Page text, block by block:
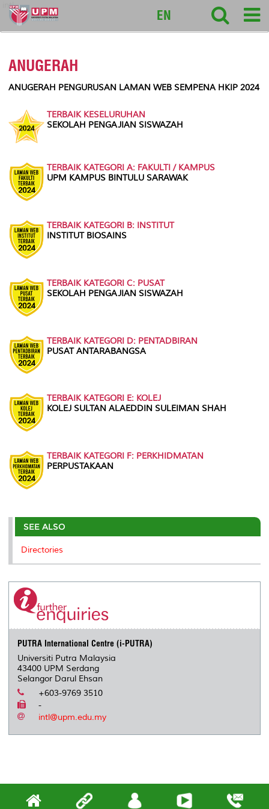
intl
EN
ANUGERAH
ANUGERAH PENGURUSAN LAMAN WEB SEMPENA HKIP 2024
TERBAIK KESELURUHAN
SEKOLAH PENGAJIAN SISWAZAH
TERBAIK KATEGORI A: FAKULTI / KAMPUS
UPM KAMPUS BINTULU SARAWAK
TERBAIK KATEGORI B: INSTITUT
INSTITUT BIOSAINS
TERBAIK KATEGORI C: PUSAT
SEKOLAH PENGAJIAN SISWAZAH
TERBAIK KATEGORI D: PENTADBIRAN
PUSAT ANTARABANGSA
TERBAIK KATEGORI E: KOLEJ
KOLEJ SULTAN ALAEDDIN SULEIMAN SHAH
TERBAIK KATEGORI F: PERKHIDMATAN
PERPUSTAKAAN
SEE ALSO
Directories
PUTRA International Centre (i-PUTRA)
Universiti Putra Malaysia
43400 UPM Serdang
Selangor Darul Ehsan
+603-9769 3510
-
intl@upm.edu.my